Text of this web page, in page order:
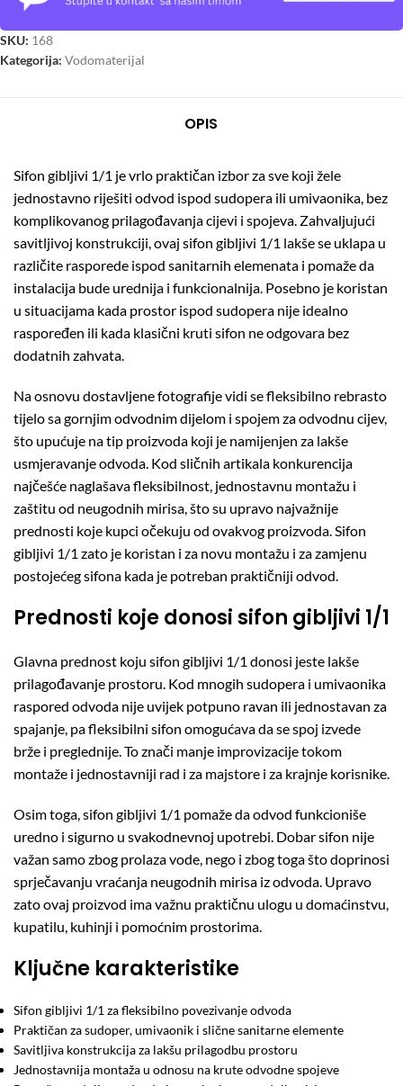
SKU: 168
Kategorija: Vodomaterijal
OPIS
Sifon gibljivi 1/1 je vrlo praktičan izbor za sve koji žele
jednostavno riješiti odvod ispod sudopera ili umivaonika, bez
komplikovanog prilagođavanja cijevi i spojeva. Zahvaljujući
savitljivoj konstrukciji, ovaj sifon gibljivi 1/1 lakše se uklapa u
različite rasporede ispod sanitarnih elemenata i pomaže da
instalacija bude urednija i funkcionalnija. Posebno je koristan
u situacijama kada prostor ispod sudopera nije idealno
raspoređen ili kada klasični kruti sifon ne odgovara bez
dodatnih zahvata.
Na osnovu dostavljene fotografije vidi se fleksibilno rebrasto
tijelo sa gornjim odvodnim dijelom i spojem za odvodnu cijev,
što upućuje na tip proizvoda koji je namijenjen za lakše
usmjeravanje odvoda. Kod sličnih artikala konkurencija
najčešće naglašava fleksibilnost, jednostavnu montažu i
zaštitu od neugodnih mirisa, što su upravo najvažnije
prednosti koje kupci očekuju od ovakvog proizvoda. Sifon
gibljivi 1/1 zato je koristan i za novu montažu i za zamjenu
postojećeg sifona kada je potreban praktičniji odvod.
Prednosti koje donosi sifon gibljivi 1/1
Glavna prednost koju sifon gibljivi 1/1 donosi jeste lakše
prilagođavanje prostoru. Kod mnogih sudopera i umivaonika
raspored odvoda nije uvijek potpuno ravan ili jednostavan za
spajanje, pa fleksibilni sifon omogućava da se spoj izvede
brže i preglednije. To znači manje improvizacije tokom
montaže i jednostavniji rad i za majstore i za krajnje korisnike.
Osim toga, sifon gibljivi 1/1 pomaže da odvod funkcioniše
uredno i sigurno u svakodnevnoj upotrebi. Dobar sifon nije
važan samo zbog prolaza vode, nego i zbog toga što doprinosi
sprječavanju vraćanja neugodnih mirisa iz odvoda. Upravo
zato ovaj proizvod ima važnu praktičnu ulogu u domaćinstvu,
kupatilu, kuhinji i pomoćnim prostorima.
Ključne karakteristike
Sifon gibljivi 1/1 za fleksibilno povezivanje odvoda
Praktičan za sudoper, umivaonik i slične sanitarne elemente
Savitljiva konstrukcija za lakšu prilagodbu prostoru
Jednostavnija montaža u odnosu na krute odvodne spojeve